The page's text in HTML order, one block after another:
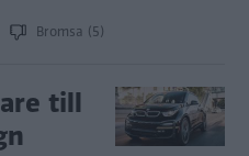
Bromsa (5)
till